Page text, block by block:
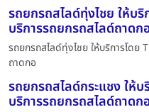
รถยกรถสไลด์ทุ่งไชย ให้บ
บริการรถยกรถสไลด์ถาดก
รถยกรถสไลด์ทุ่งไชย ให้บริการโด
ถาดกอ
รถยกรถสไลด์กระแชง ให้
บริการรถยกรถสไลด์ถาดก